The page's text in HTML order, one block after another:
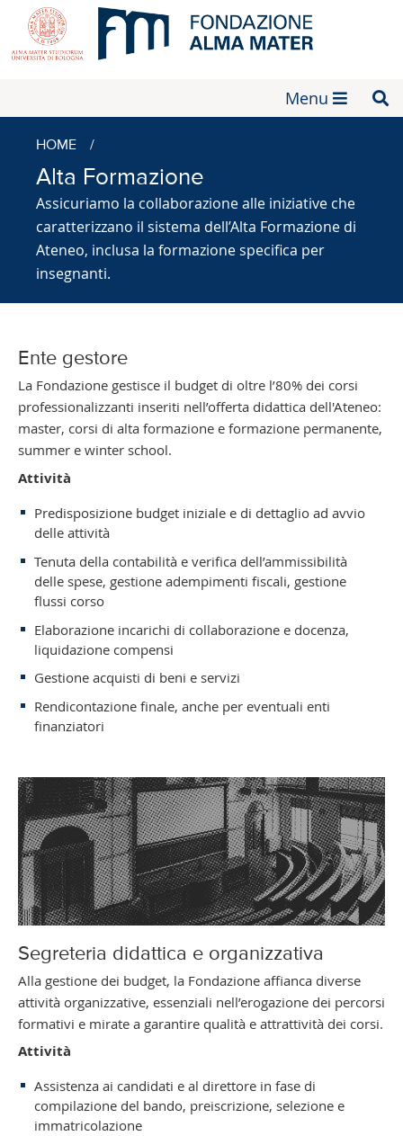
Menu
HOME /
Alta Formazione
Assicuriamo la collaborazione alle iniziative che
caratterizzano il sistema dell’Alta Formazione di
Ateneo, inclusa la formazione specifica per
insegnanti.
Ente gestore
La Fondazione gestisce il budget di oltre l’80% dei corsi
professionalizzanti inseriti nell’offerta didattica dell'Ateneo:
master, corsi di alta formazione e formazione permanente,
summer e winter school.
Attività
Predisposizione budget iniziale e di dettaglio ad avvio
delle attività
Tenuta della contabilità e verifica dell’ammissibilità
delle spese, gestione adempimenti fiscali, gestione
flussi corso
Elaborazione incarichi di collaborazione e docenza,
liquidazione compensi
Gestione acquisti di beni e servizi
Rendicontazione finale, anche per eventuali enti
finanziatori
Segreteria didattica e organizzativa
Alla gestione dei budget, la Fondazione affianca diverse
attività organizzative, essenziali nell’erogazione dei percorsi
formativi e mirate a garantire qualità e attrattività dei corsi.
Attività
Assistenza ai candidati e al direttore in fase di
compilazione del bando, preiscrizione, selezione e
immatricolazione